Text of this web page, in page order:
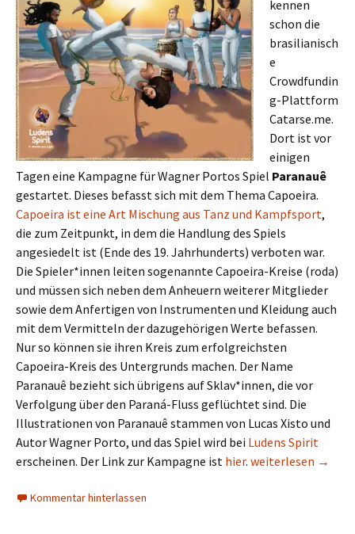
kennen
schon die
brasilianisch
e
Crowdfundin
g-Plattform
Catarse.me.
Dort ist vor
einigen
Tagen eine Kampagne für Wagner Portos Spiel Paranauê
gestartet. Dieses befasst sich mit dem Thema Capoeira.
Capoeira ist eine Art Mischung aus Tanz und Kampfsport,
die zum Zeitpunkt, in dem die Handlung des Spiels
angesiedelt ist (Ende des 19. Jahrhunderts) verboten war.
Die Spieler*innen leiten sogenannte Capoeira-Kreise (roda)
und müssen sich neben dem Anheuern weiterer Mitglieder
sowie dem Anfertigen von Instrumenten und Kleidung auch
mit dem Vermitteln der dazugehörigen Werte befassen.
Nur so können sie ihren Kreis zum erfolgreichsten
Capoeira-Kreis des Untergrunds machen. Der Name
Paranauê bezieht sich übrigens auf Sklav*innen, die vor
Verfolgung über den Paraná-Fluss geflüchtet sind. Die
Illustrationen von Paranauê stammen von Lucas Xisto und
Autor Wagner Porto, und das Spiel wird bei Ludens Spirit
erscheinen. Der Link zur Kampagne ist hier. Neue Spiele aus
weiterlesen →
Kommentar hinterlassen